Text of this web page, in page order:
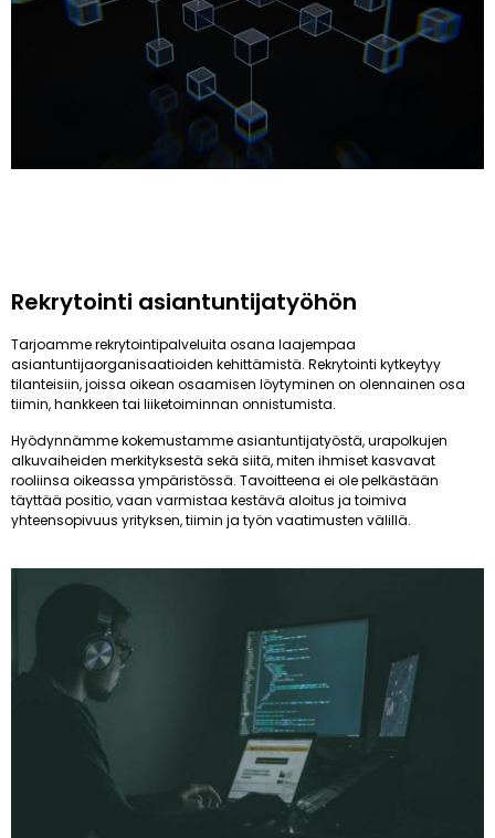
Rekrytointi asiantuntijatyöhön
Tarjoamme rekrytointipalveluita osana laajempaa
asiantuntijaorganisaatioiden kehittämistä. Rekrytointi kytkeytyy
tilanteisiin, joissa oikean osaamisen löytyminen on olennainen osa
tiimin, hankkeen tai liiketoiminnan onnistumista.
Hyödynnämme kokemustamme asiantuntijatyöstä, urapolkujen
alkuvaiheiden merkityksestä sekä siitä, miten ihmiset kasvavat
rooliinsa oikeassa ympäristössä. Tavoitteena ei ole pelkästään
täyttää positio, vaan varmistaa kestävä aloitus ja toimiva
yhteensopivuus yrityksen, tiimin ja työn vaatimusten välillä.